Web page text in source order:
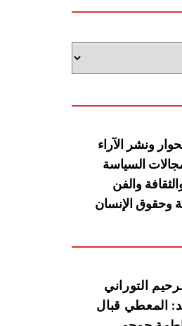
ونشر
الآراء
السياسة
والفن
وحقوق الإنسان
التوراني
المعطي قبال